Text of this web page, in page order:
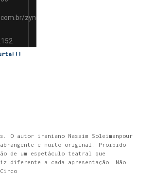
autor iraniano Nassim Soleimanpour
abrangente e muito original. Proibido
de um espetáculo teatral que
diferente a cada apresentação. Não